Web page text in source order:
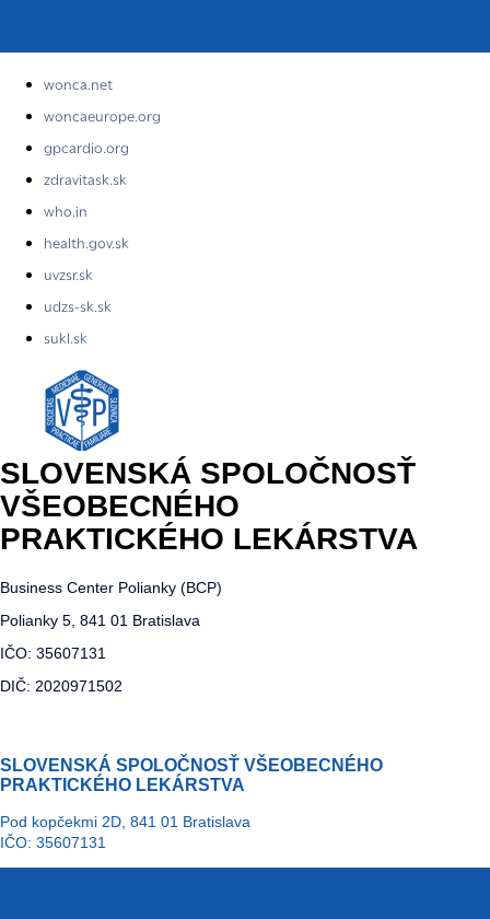
wonca.net
woncaeurope.org
gpcardio.org
zdravitask.sk
who.in
health.gov.sk
uvzsr.sk
udzs-sk.sk
sukl.sk
SLOVENSKÁ SPOLOČNOSŤ
VŠEOBECNÉHO
PRAKTICKÉHO LEKÁRSTVA
Business Center Polianky (BCP)
Polianky 5, 841 01 Bratislava
IČO: 35607131
DIČ: 2020971502
SLOVENSKÁ SPOLOČNOSŤ VŠEOBECNÉHO
PRAKTICKÉHO LEKÁRSTVA
Pod kopčekmi 2D, 841 01 Bratislava
IČO: 35607131